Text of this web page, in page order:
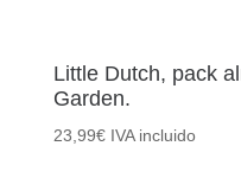
Little Dutch, pack
Garden.
23,99€ IVA incluido